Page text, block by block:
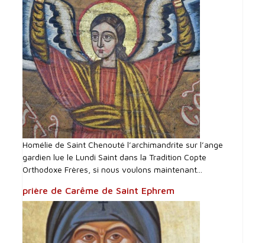
Homélie de Saint Chenouté l’archimandrite sur l’ange
gardien lue le Lundi Saint dans la Tradition Copte
Orthodoxe Frères, si nous voulons maintenant...
prière de Carême de Saint Ephrem